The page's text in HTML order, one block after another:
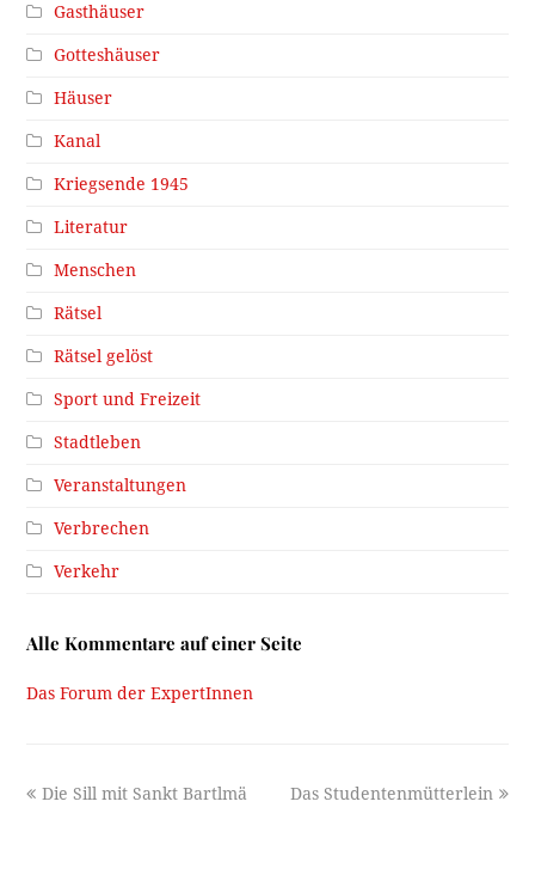
Gasthäuser
Gotteshäuser
Häuser
Kanal
Kriegsende 1945
Literatur
Menschen
Rätsel
Rätsel gelöst
Sport und Freizeit
Stadtleben
Veranstaltungen
Verbrechen
Verkehr
Alle Kommentare auf einer Seite
Das Forum der ExpertInnen
previous
Die Sill mit Sankt Bartlmä
next
Das Studentenmütterlein